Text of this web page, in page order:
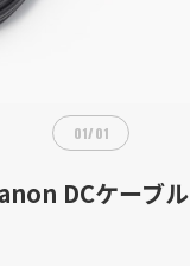
01/01
DCケーブル